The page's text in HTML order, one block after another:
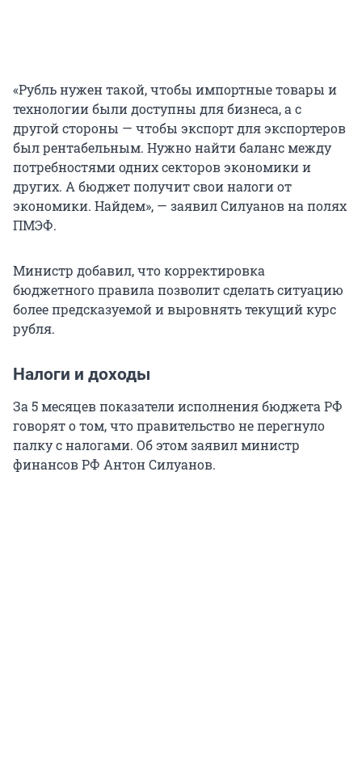
«Рубль нужен такой, чтобы импортные товары и
технологии были доступны для бизнеса, а с
другой стороны — чтобы экспорт для экспортеров
был рентабельным. Нужно найти баланс между
потребностями одних секторов экономики и
других. А бюджет получит свои налоги от
экономики. Найдем», — заявил Силуанов на полях
ПМЭФ.
Министр добавил, что корректировка
бюджетного правила позволит сделать ситуацию
более предсказуемой и выровнять текущий курс
рубля.
Налоги и доходы
За 5 месяцев показатели исполнения бюджета РФ
говорят о том, что правительство не перегнуло
палку с налогами. Об этом заявил министр
финансов РФ Антон Силуанов.